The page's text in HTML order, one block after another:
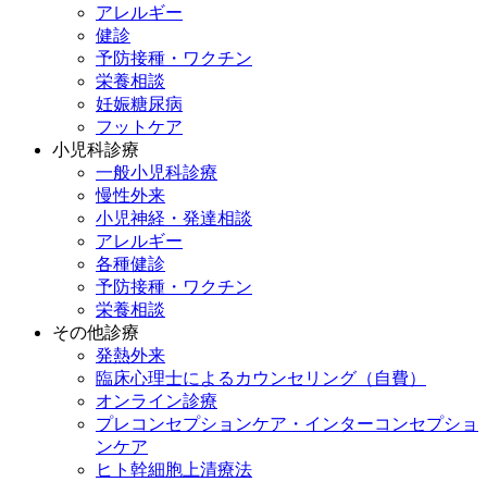
アレルギー
健診
予防接種・ワクチン
栄養相談
妊娠糖尿病
フットケア
小児科診療
一般小児科診療
慢性外来
小児神経・発達相談
アレルギー
各種健診
予防接種・ワクチン
栄養相談
その他診療
発熱外来
臨床心理士によるカウンセリング（自費）
オンライン診療
プレコンセプションケア・インターコンセプショ
ンケア
ヒト幹細胞上清療法